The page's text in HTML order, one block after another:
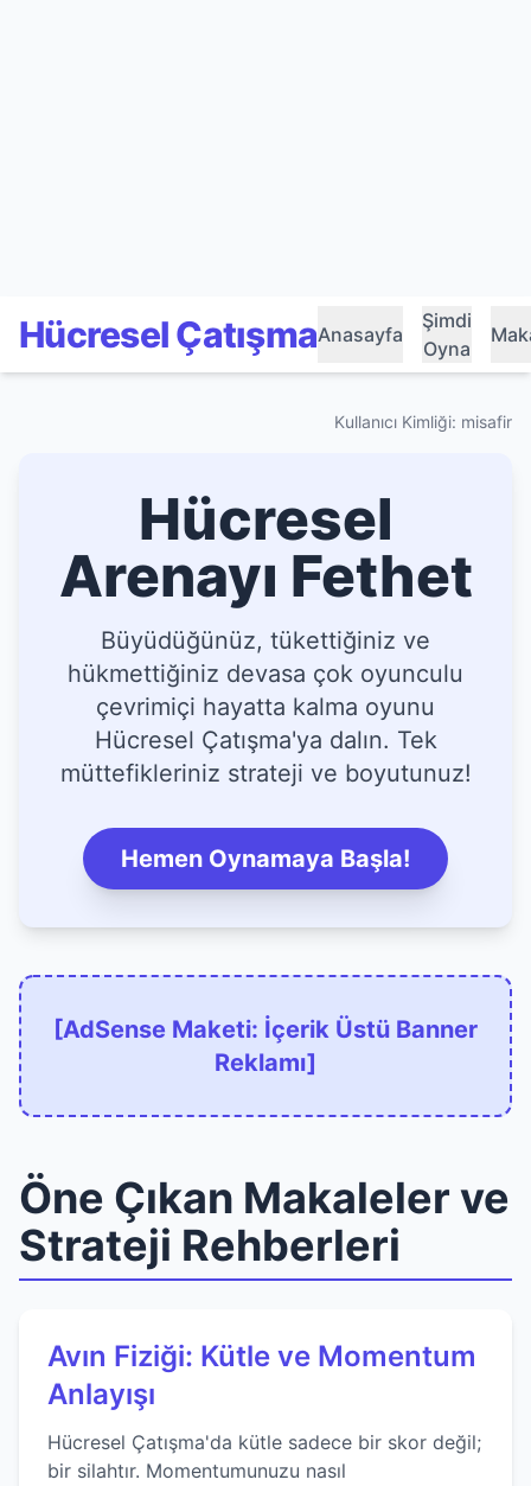
Hücresel ÇatışmaAnasayfa
Şimdi
Oyna
Kullanıcı Kimliği: misafir
Hücresel
Arenayı Fethet
Büyüdüğünüz, tükettiğiniz ve
hükmettiğiniz devasa çok oyunculu
çevrimiçi hayatta kalma oyunu
Hücresel Çatışma'ya dalın. Tek
müttefikleriniz strateji ve boyutunuz!
Hemen Oynamaya Başla!
[AdSense Maketi: İçerik Üstü Banner
Reklamı]
Öne Çıkan Makaleler ve
Strateji Rehberleri
Avın Fiziği: Kütle ve Momentum
Anlayışı
Hücresel Çatışma'da kütle sadece bir skor değil;
bir silahtır. Momentumunuzu nasıl